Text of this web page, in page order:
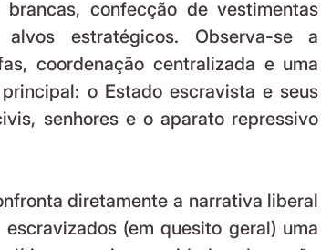
confecção de vestimentas
estratégicos. Observa-se a
coordenação centralizada e uma
o Estado escravista e seus
senhores e o aparato repressivo
diretamente a narrativa liberal
(em quesito geral) uma